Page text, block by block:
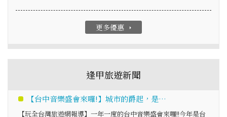
更多優惠 arrow_right
逢甲旅遊新聞
【台中音樂盛會來囉!】城市的爵起，是…
【玩全台灣旅遊網報導】一年一度的台中音樂盛會來囉!!今年是台